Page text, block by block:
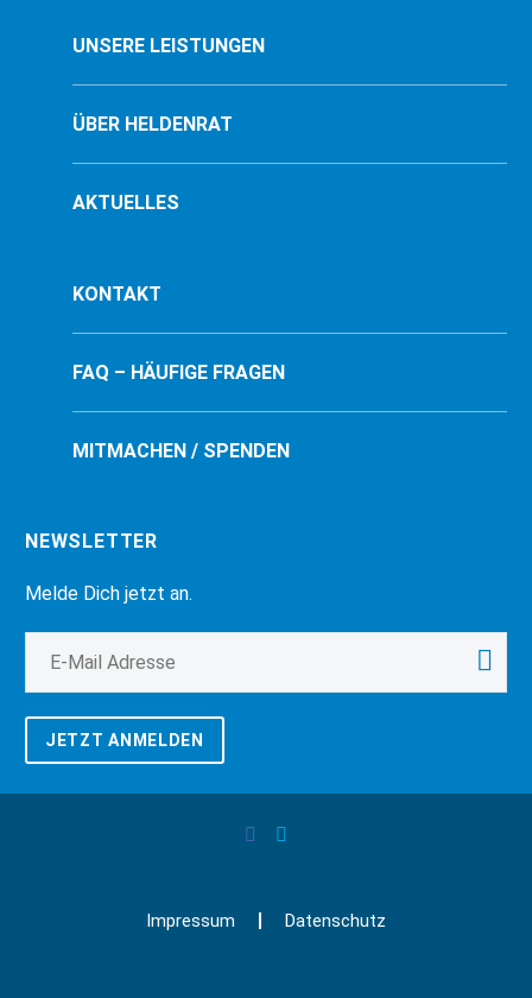
UNSERE LEISTUNGEN
ÜBER HELDENRAT
AKTUELLES
KONTAKT
FAQ – HÄUFIGE FRAGEN
MITMACHEN / SPENDEN
NEWSLETTER
Melde Dich jetzt an.
JETZT ANMELDEN
Impressum Datenschutz